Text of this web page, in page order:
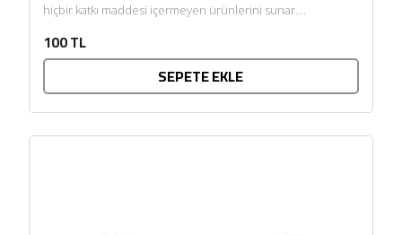
hiçbir katkı maddesi içermeyen ürünlerini sunar....
100 TL
SEPETE EKLE